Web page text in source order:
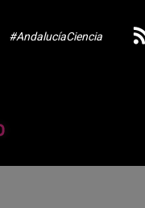
#AndalucíaCiencia